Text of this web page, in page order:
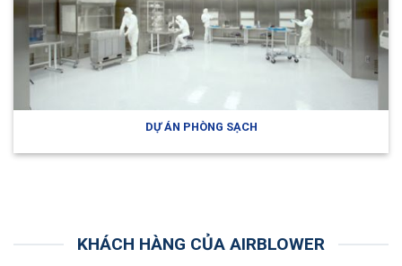
DỰ ÁN PHÒNG SẠCH
KHÁCH HÀNG CỦA AIRBLOWER